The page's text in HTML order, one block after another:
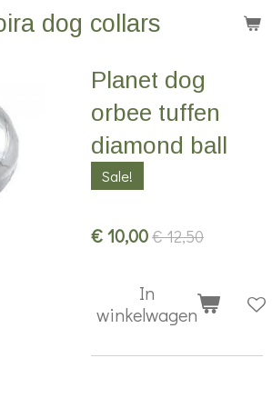
dog collars
Planet dog
orbee tuffen
diamond ball
Sale!
€ 10,00€ 12,50
In
winkelwagen